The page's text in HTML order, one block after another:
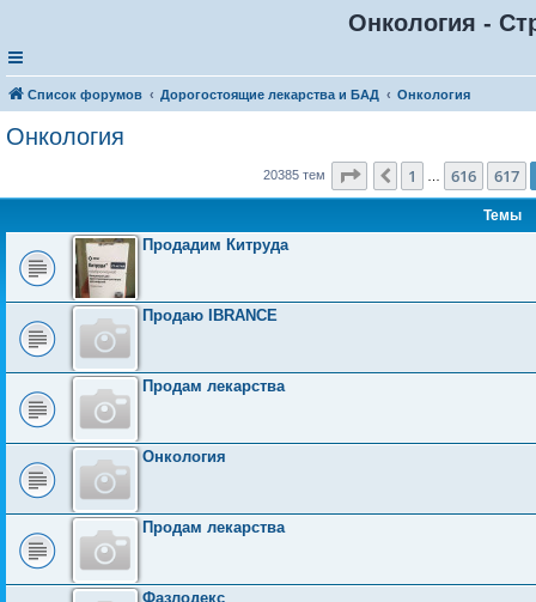
Онкология -
Список форумов Дорогостоящие лекарства и БАД Онкология
Онкология
20385 тем Страница 618из 816
Пред.
1 616 617
Темы
Продадим Китруда
Продаю IBRANCE
Продам лекарства
Онкология
Продам лекарства
Фазлодекс